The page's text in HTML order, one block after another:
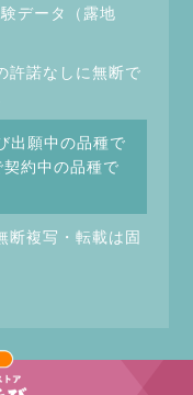
データ（露地
許諾なしに無断で
出願中の品種で
約中の品種で
断複写・転載は固
All Rights Reserved.